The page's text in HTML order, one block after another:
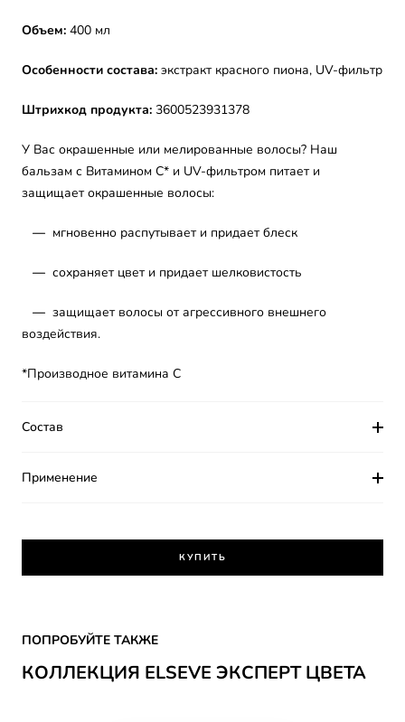
Объем: 400 мл
Особенности состава: экстракт красного пиона, UV-фильтр
Штрихкод продукта: 3600523931378
У Вас окрашенные или мелированные волосы? Наш
бальзам с Витамином С* и UV-фильтром питает и
защищает окрашенные волосы:
— мгновенно распутывает и придает блеск
— сохраняет цвет и придает шелковистость
— защищает волосы от агрессивного внешнего
воздействия.
*Производное витамина С
Состав
Применение
КУПИТЬ
КОЛЛЕКЦИЯ ELSEVE ЭКСПЕРТ ЦВЕТА
ПОПРОБУЙТЕ ТАКЖЕ